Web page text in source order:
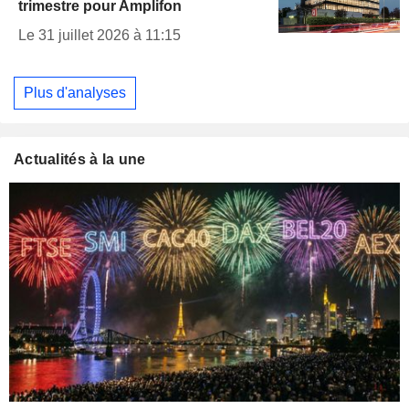
trimestre pour Amplifon
Le 31 juillet 2026 à 11:15
Plus d'analyses
Actualités à la une